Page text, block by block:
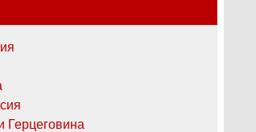
Герцеговина